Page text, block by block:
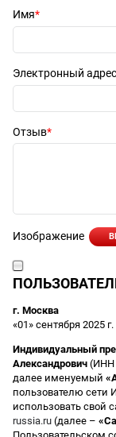
Имя
Электронный адрес
Отзыв
Изображение
г. Москва
«01» сентября 2025 г.
Индивидуальный
Александрович (ИНН
далее именуемый
пользователю сети
использовать свой
russia.ru (далее –